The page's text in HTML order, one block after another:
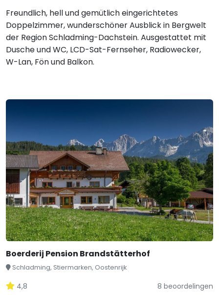
Freundlich, hell und gemütlich eingerichtetes
Doppelzimmer, wunderschöner Ausblick in Bergwelt
der Region Schladming-Dachstein. Ausgestattet mit
Dusche und WC, LCD-Sat-Fernseher, Radiowecker,
W-Lan, Fön und Balkon.
Boerderij Pension Brandstätterhof
Schladming, Stiermarken, Oostenrijk
4,8 8 beoordelingen